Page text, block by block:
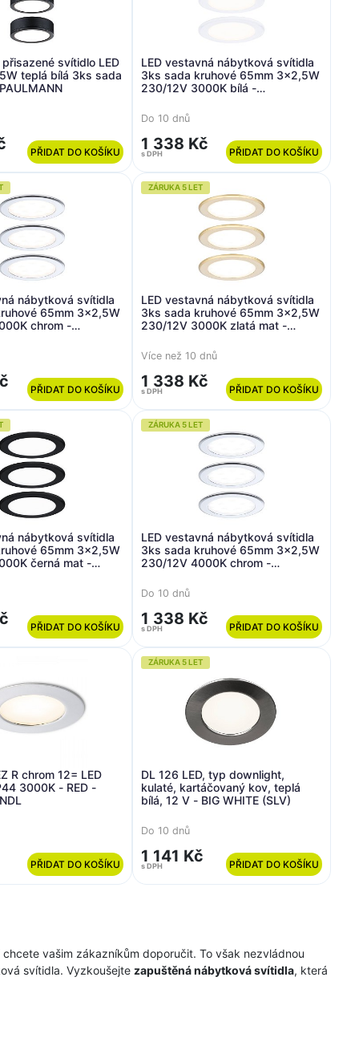
svítidlo LED
teplá bílá 3ks sada
PŘIDAT DO KOŠÍKU
LED vestavná nábytková svítidla
3ks sada kruhové 65mm 3x2,5W
230/12V 3000K bílá -
Do 10 dnů
1 338 Kč
s DPH PŘIDAT DO KOŠÍKU
nábytková svítidla
65mm 3x2,5W
chrom -
PŘIDAT DO KOŠÍKU
ZÁRUKA 5 LET
LED vestavná nábytková svítidla
3ks sada kruhové 65mm 3x2,5W
230/12V 3000K zlatá mat -
Více než 10 dnů
1 338 Kč
s DPH PŘIDAT DO KOŠÍKU
nábytková svítidla
65mm 3x2,5W
černá mat -
PŘIDAT DO KOŠÍKU
ZÁRUKA 5 LET
LED vestavná nábytková svítidla
3ks sada kruhové 65mm 3x2,5W
230/12V 4000K chrom -
Do 10 dnů
1 338 Kč
s DPH PŘIDAT DO KOŠÍKU
R chrom 12= LED
3000K - RED -
PŘIDAT DO KOŠÍKU
ZÁRUKA 5 LET
DL 126 LED, typ downlight,
kulaté, kartáčovaný kov, teplá
bílá, 12 V - BIG WHITE (SLV)
Do 10 dnů
1 141 Kč
s DPH PŘIDAT DO KOŠÍKU
vašim zákazníkům doporučit. To však nezvládnou
svítidla. Vyzkoušejte zapuštěná nábytková svítidla, která